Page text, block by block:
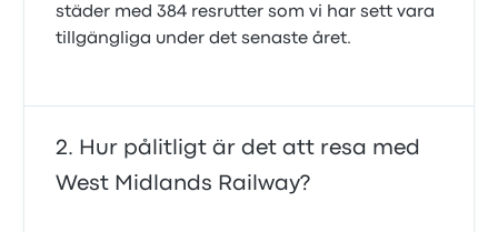
städer med 384 resrutter som vi har sett vara
tillgängliga under det senaste året.
Hur pålitligt är det att resa med
West Midlands Railway?